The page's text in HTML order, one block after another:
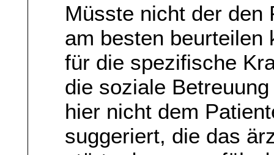
Müsste nicht der den
am besten beurteilen
für die spezifische
die soziale
hier nicht dem
suggeriert, die das